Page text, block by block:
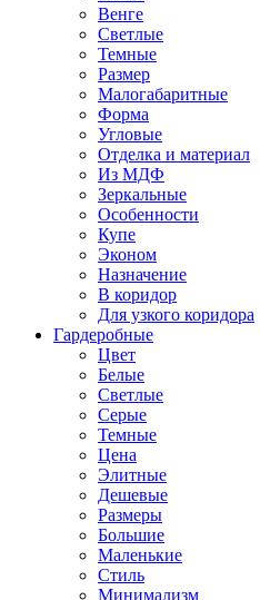
Венге
Светлые
Темные
Размер
Малогабаритные
Форма
Угловые
Отделка и материал
Из МДФ
Зеркальные
Особенности
Купе
Эконом
Назначение
В коридор
Для узкого коридора
Гардеробные
Цвет
Белые
Светлые
Серые
Темные
Цена
Элитные
Дешевые
Размеры
Большие
Маленькие
Стиль
Минимализм